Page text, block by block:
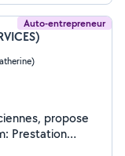
Auto-entrepreneur
propose